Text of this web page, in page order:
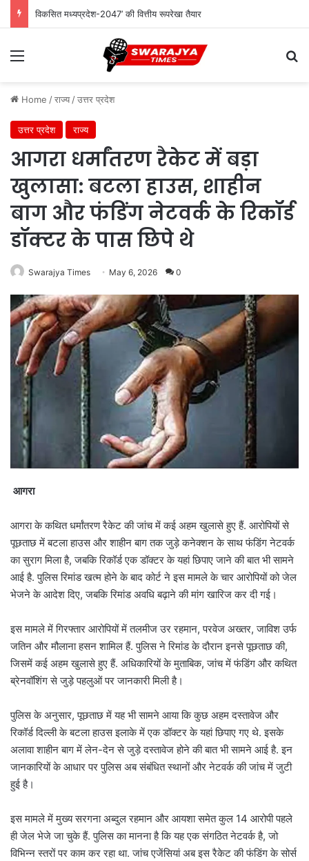
विकसित मध्यप्रदेश-2047’ की वित्तीय रूपरेखा तैयार
Menu
Home /राज्य /उत्तर प्रदेश
उत्तर प्रदेश राज्य
आगरा धर्मांतरण रैकेट में बड़ा
खुलासा: बटला हाउस, शाहीन
बाग और फंडिंग नेटवर्क के रिकॉर्ड
डॉक्टर के पास छिपे थे
Swarajya Times May 6, 2026 0
आगरा
आगरा के कथित धर्मांतरण रैकेट की जांच में कई अहम खुलासे हुए हैं. आरोपियों से
पूछताछ में बटला हाउस और शाहीन बाग तक जुड़े कनेक्शन के साथ फंडिंग नेटवर्क
का सुराग मिला है, जबकि रिकॉर्ड एक डॉक्टर के यहां छिपाए जाने की बात भी सामने
आई है. पुलिस रिमांड खत्म होने के बाद कोर्ट ने इस मामले के चार आरोपियों को जेल
भेजने के आदेश दिए, जबकि रिमांड अवधि बढ़ाने की मांग खारिज कर दी गई।
इस मामले में गिरफ्तार आरोपियों में तलमीज उर रहमान, परवेज अख्तर, जाविश उर्फ
जतिन और मौलाना हसन शामिल हैं. पुलिस ने रिमांड के दौरान इनसे पूछताछ की,
जिसमें कई अहम खुलासे हुए हैं. अधिकारियों के मुताबिक, जांच में फंडिंग और कथित
ब्रेनवॉशिंग से जुड़े पहलुओं पर जानकारी मिली है।
पुलिस के अनुसार, पूछताछ में यह भी सामने आया कि कुछ अहम दस्तावेज और
रिकॉर्ड दिल्ली के बटला हाउस इलाके में एक डॉक्टर के यहां छिपाए गए थे. इसके
अलावा शाहीन बाग में लेन-देन से जुड़े दस्तावेज होने की बात भी सामने आई है. इन
जानकारियों के आधार पर पुलिस अब संबंधित स्थानों और नेटवर्क की जांच में जुटी
हुई है।
इस मामले में मुख्य सरगना अब्दुल रहमान और आयशा समेत कुल 14 आरोपी पहले
ही जेल भेजे जा चुके हैं. पुलिस का मानना है कि यह एक संगठित नेटवर्क है, जो
विभिन्न स्तरों पर काम कर रहा था. जांच एजेंसियां अब इस रैकेट की फंडिंग के सोर्स